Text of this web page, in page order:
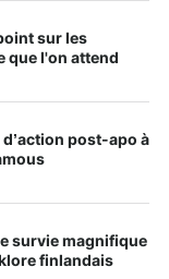
sur les
que l'on attend
post-apo à
survie magnifique
finlandais